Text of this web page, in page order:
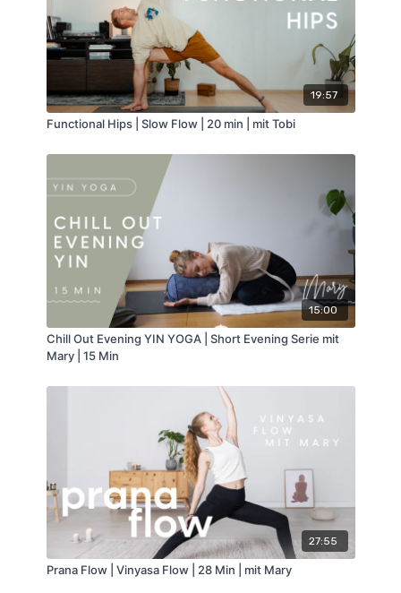
19:57
Functional Hips | Slow Flow | 20 min | mit Tobi
15:00
Chill Out Evening YIN YOGA | Short Evening Serie mit
Mary | 15 Min
27:55
Prana Flow | Vinyasa Flow | 28 Min | mit Mary